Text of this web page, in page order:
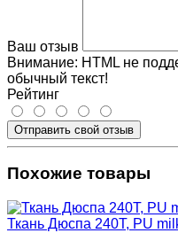
Ваш отзыв
Внимание: HTML не
обычный текст!
Рейтинг
Отправить свой отзыв
Похожие товары
Ткань Дюспа 240Т, PU